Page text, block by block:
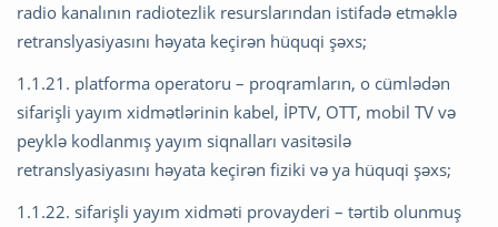
radio kanalının radiotezlik resurslarından istifadə etməklə
retranslyasiyasını həyata keçirən hüquqi şəxs;
1.1.21. platforma operatoru – proqramların, o cümlədən
sifarişli yayım xidmətlərinin kabel, İPTV, OTT, mobil TV və
peyklə kodlanmış yayım siqnalları vasitəsilə
retranslyasiyasını həyata keçirən fiziki və ya hüquqi şəxs;
1.1.22. sifarişli yayım xidməti provayderi – tərtib olunmuş